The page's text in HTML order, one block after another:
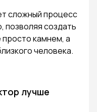
сложный процесс
позволяя создать
просто камнем, а
человека.
лучше